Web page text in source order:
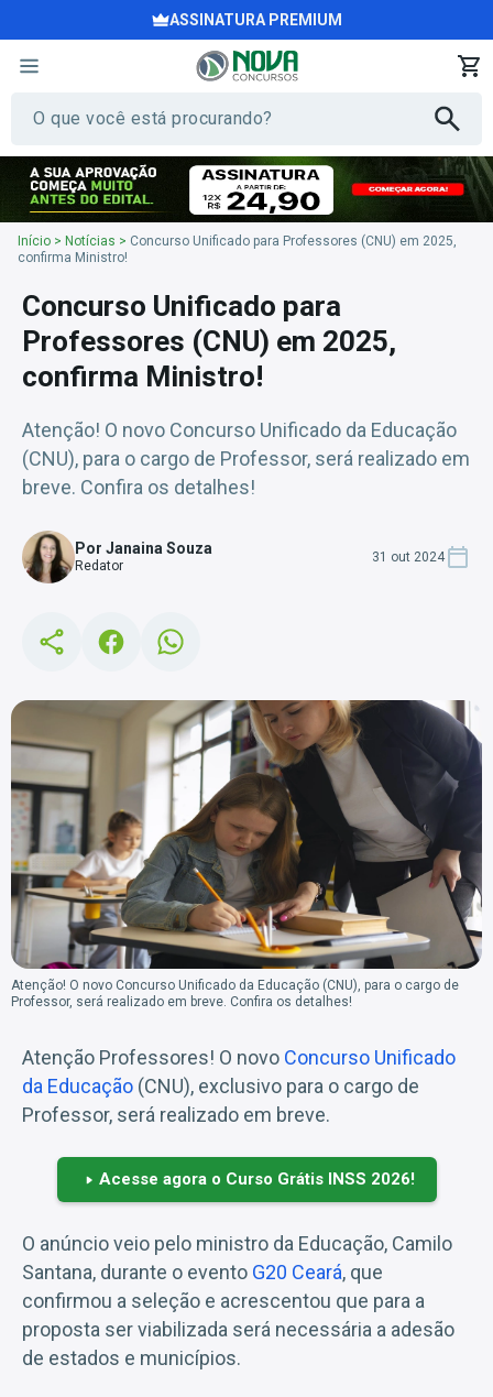
ASSINATURA PREMIUM
Início > Notícias > Concurso Unificado para Professores (CNU) em 2025,
confirma Ministro!
Concurso Unificado para
Professores (CNU) em 2025,
confirma Ministro!
Atenção! O novo Concurso Unificado da Educação
(CNU), para o cargo de Professor, será realizado em
breve. Confira os detalhes!
Por Janaina Souza
Redator
31 out 2024
Atenção! O novo Concurso Unificado da Educação (CNU), para o cargo de
Professor, será realizado em breve. Confira os detalhes!
Atenção Professores! O novo Concurso Unificado
da Educação (CNU), exclusivo para o cargo de
Professor, será realizado em breve.
Acesse agora o Curso Grátis INSS 2026!
O anúncio veio pelo ministro da Educação, Camilo
Santana, durante o evento G20 Ceará, que
confirmou a seleção e acrescentou que para a
proposta ser viabilizada será necessária a adesão
de estados e municípios.